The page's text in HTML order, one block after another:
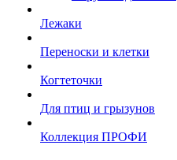
Лежаки
Переноски и клетки
Когтеточки
Для птиц и грызунов
Коллекция ПРОФИ